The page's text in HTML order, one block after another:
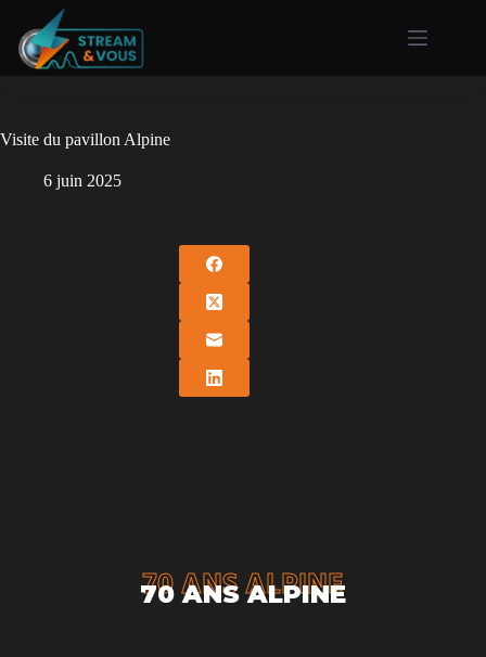
Visite du pavillon Alpine
6 juin 2025
70 ANS ALPINE
70 ANS ALPINE